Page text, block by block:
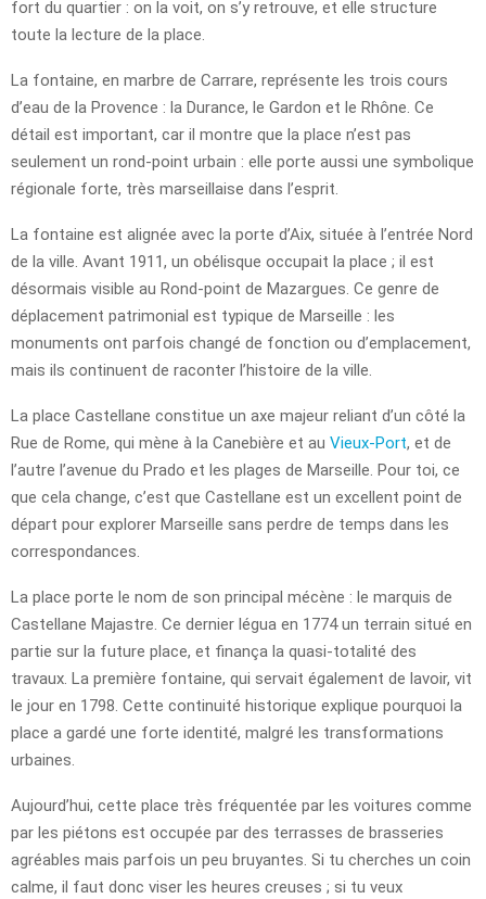
fort du quartier : on la voit, on s’y retrouve, et elle structure
toute la lecture de la place.
La fontaine, en marbre de Carrare, représente les trois cours
d’eau de la Provence : la Durance, le Gardon et le Rhône. Ce
détail est important, car il montre que la place n’est pas
seulement un rond-point urbain : elle porte aussi une symbolique
régionale forte, très marseillaise dans l’esprit.
La fontaine est alignée avec la porte d’Aix, située à l’entrée Nord
de la ville. Avant 1911, un obélisque occupait la place ; il est
désormais visible au Rond-point de Mazargues. Ce genre de
déplacement patrimonial est typique de Marseille : les
monuments ont parfois changé de fonction ou d’emplacement,
mais ils continuent de raconter l’histoire de la ville.
La place Castellane constitue un axe majeur reliant d’un côté la
Rue de Rome, qui mène à la Canebière et au Vieux-Port, et de
l’autre l’avenue du Prado et les plages de Marseille. Pour toi, ce
que cela change, c’est que Castellane est un excellent point de
départ pour explorer Marseille sans perdre de temps dans les
correspondances.
La place porte le nom de son principal mécène : le marquis de
Castellane Majastre. Ce dernier légua en 1774 un terrain situé en
partie sur la future place, et finança la quasi-totalité des
travaux. La première fontaine, qui servait également de lavoir, vit
le jour en 1798. Cette continuité historique explique pourquoi la
place a gardé une forte identité, malgré les transformations
urbaines.
Aujourd’hui, cette place très fréquentée par les voitures comme
par les piétons est occupée par des terrasses de brasseries
agréables mais parfois un peu bruyantes. Si tu cherches un coin
calme, il faut donc viser les heures creuses ; si tu veux